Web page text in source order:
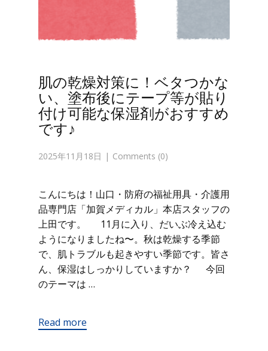
肌の乾燥対策に！ベタつかな
い、塗布後にテープ等が貼り
付け可能な保湿剤がおすすめ
です♪
2025年11月18日 Comments (0)
こんにちは！山口・防府の福祉用具・介護用
品専門店「加賀メディカル」本店スタッフの
上田です。 11月に入り、だいぶ冷え込む
ようになりましたね〜。秋は乾燥する季節
で、肌トラブルも起きやすい季節です。皆さ
ん、保湿はしっかりしていますか？ 今回
のテーマは …
Read more